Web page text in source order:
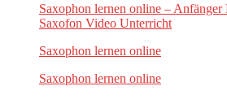
Saxophon lernen online – Anfänger
Saxofon Video Unterricht
Saxophon lernen online
Saxophon lernen online